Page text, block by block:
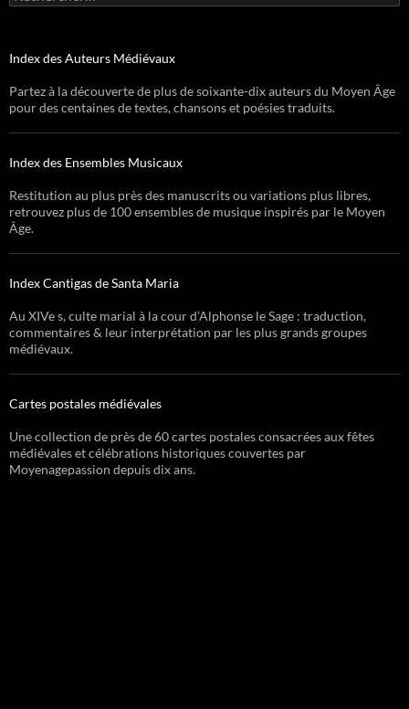
Index des Auteurs Médiévaux
Partez à la découverte de plus de soixante-dix auteurs du Moyen Âge
pour des centaines de textes, chansons et poésies traduits.
Index des Ensembles Musicaux
Restitution au plus près des manuscrits ou variations plus libres,
retrouvez plus de 100 ensembles de musique inspirés par le Moyen
Âge.
Index Cantigas de Santa Maria
Au XIVe s, culte marial à la cour d’Alphonse le Sage : traduction,
commentaires & leur interprétation par les plus grands groupes
médiévaux.
Cartes postales médiévales
Une collection de près de 60 cartes postales consacrées aux fêtes
médiévales et célébrations historiques couvertes par
Moyenagepassion depuis dix ans.